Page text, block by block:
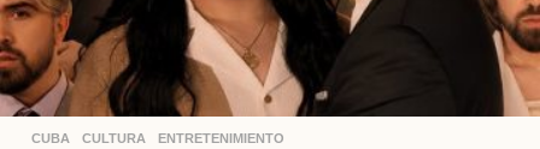
CUBA ,CULTURA ,ENTRETENIMIENTO